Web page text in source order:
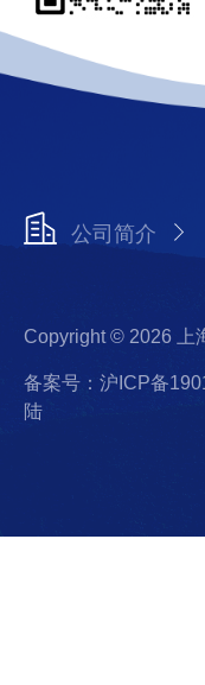
公司简介
Copyright © 2026 上
备案号：沪ICP备
陆